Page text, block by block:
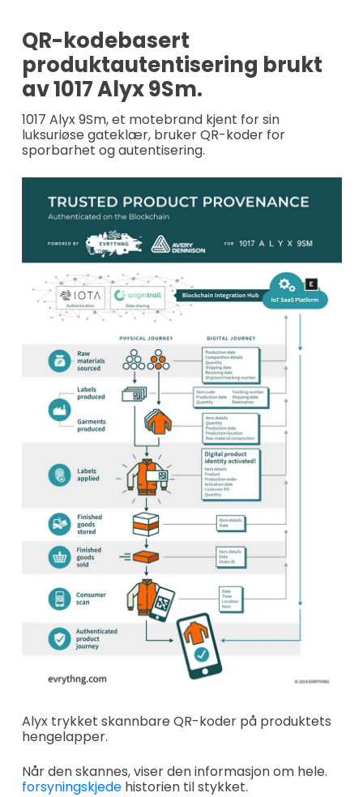
QR-kodebasert
produktautentisering brukt
av 1017 Alyx 9Sm.
1017 Alyx 9Sm, et motebrand kjent for sin
luksuriøse gateklær, bruker QR-koder for
sporbarhet og autentisering.
Alyx trykket skannbare QR-koder på produktets
hengelapper.
Når den skannes, viser den informasjon om hele.
forsyningskjede historien til stykket.